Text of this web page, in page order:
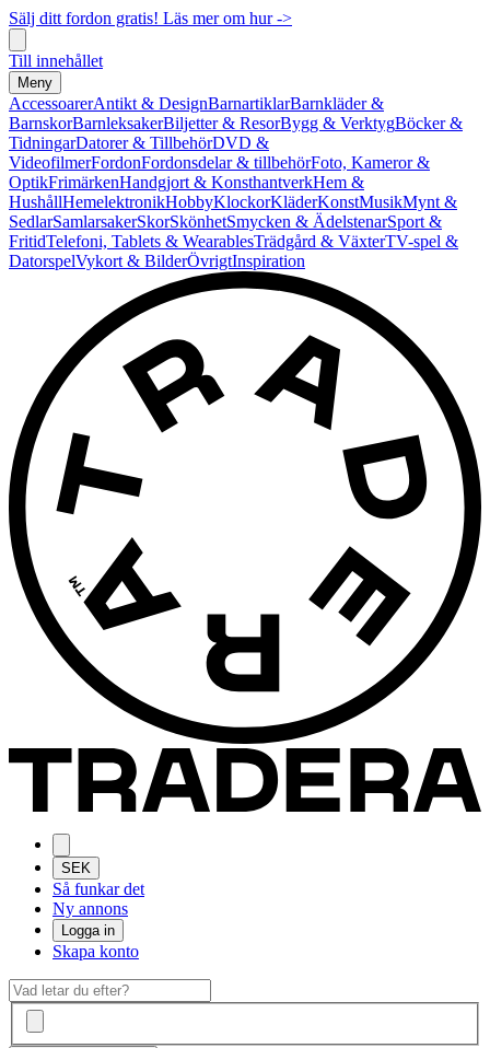
Sälj ditt fordon gratis! Läs mer om hur ->
Till innehållet
Meny
AccessoarerAntikt & DesignBarnartiklarBarnkläder &
BarnskorBarnleksakerBiljetter & ResorBygg & VerktygBöcker &
TidningarDatorer & TillbehörDVD &
VideofilmerFordonFordonsdelar & tillbehörFoto, Kameror &
OptikFrimärkenHandgjort & KonsthantverkHem &
HushållHemelektronikHobbyKlockorKläderKonstMusikMynt &
SedlarSamlarsakerSkorSkönhetSmycken & ÄdelstenarSport &
FritidTelefoni, Tablets & WearablesTrädgård & VäxterTV-spel &
DatorspelVykort & BilderÖvrigtInspiration
SEK
Så funkar det
Ny annons
Logga in
Skapa konto